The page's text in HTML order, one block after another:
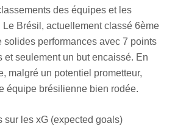
des équipes et les
Le Brésil, actuellement classé 6ème
solides performances avec 7 points
et seulement un but encaissé. En
malgré un potentiel prometteur,
équipe brésilienne bien rodée.
sur les xG (expected goals)